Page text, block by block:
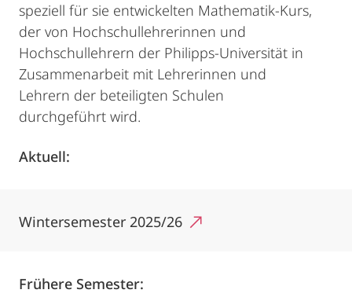
speziell für sie entwickelten Mathematik-Kurs,
der von Hochschullehrerinnen und
Hochschullehrern der Philipps-Universität in
Zusammenarbeit mit Lehrerinnen und
Lehrern der beteiligten Schulen
durchgeführt wird.
Aktuell:
Wintersemester 2025/26
Frühere Semester: